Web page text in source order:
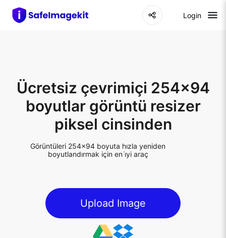
Login
Ücretsiz çevrimiçi 254x94
boyutlar görüntü resizer
piksel cinsinden
Görüntüleri 254x94 boyuta hızla yeniden
boyutlandırmak için en i̇yi araç
Upload Image